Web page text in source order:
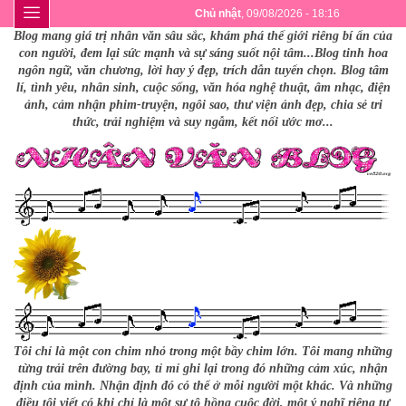
Chủ nhật, 09/08/2026 - 18:16
Blog mang giá trị nhân văn sâu sắc, khám phá thế giới riêng bí ẩn của
con người, đem lại sức mạnh và sự sáng suốt nội tâm...Blog tinh hoa
ngôn ngữ, văn chương, lời hay ý đẹp, trích dẫn tuyển chọn. Blog tâm
lí, tình yêu, nhân sinh, cuộc sống, văn hóa nghệ thuật, âm nhạc, điện
ảnh, cảm nhận phim-truyện, ngôi sao, thư viện ảnh đẹp, chia sẻ tri
thức, trải nghiệm và suy ngẫm, kết nối ước mơ...
Tôi chỉ là một con chim nhỏ trong một bầy chim lớn. Tôi mang những
từng trải trên đường bay, tỉ mỉ ghi lại trong đó những cảm xúc, nhận
định của mình. Nhận định đó có thể ở mỗi người một khác. Và những
điều tôi viết có khi chỉ là một sự tô hồng cuộc đời, một ý nghĩ riêng tư